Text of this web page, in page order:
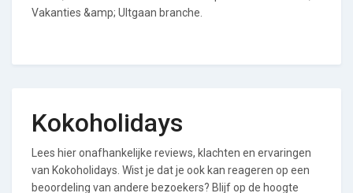
Vakanties &amp; UItgaan branche.
Kokoholidays
Lees hier onafhankelijke reviews, klachten en ervaringen
van Kokoholidays. Wist je dat je ook kan reageren op een
beoordeling van andere bezoekers? Blijf op de hoogte